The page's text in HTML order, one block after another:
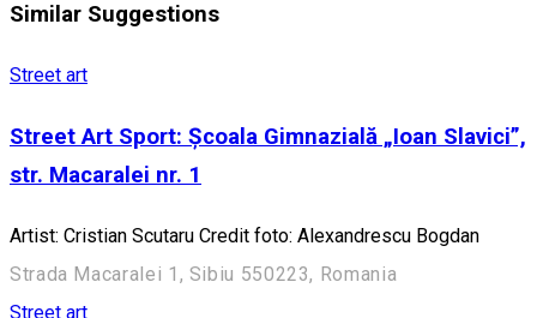
Similar Suggestions
Street art
Street Art Sport: Școala Gimnazială „Ioan Slavici”,
str. Macaralei nr. 1
Artist: Cristian Scutaru Credit foto: Alexandrescu Bogdan
Strada Macaralei 1, Sibiu 550223, Romania
Street art